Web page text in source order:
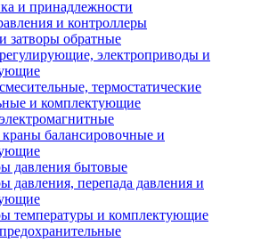
и принадлежности
и контроллеры
затворы обратные
электроприводы и
термостатические
и комплектующие
балансировочные и
давления бытовые
давления, перепада давления и
температуры и комплектующие